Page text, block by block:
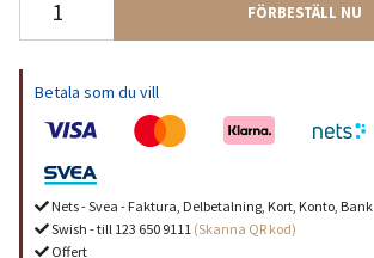
FÖRBESTÄLL NU
Betala som du vill
Nets - Svea - Faktura, Delbetalning, Kort, Konto, Bank
Swish - till 123 650 9111 (Skanna QR kod)
Offert